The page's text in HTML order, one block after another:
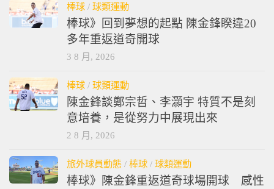
棒球 / 球類運動
棒球》回到夢想的起點 陳金鋒睽違20
多年重返道奇開球
3 8 月, 2026
棒球 / 球類運動
陳金鋒談鄭宗哲、李灝宇 特質不是刻
意培養，是從努力中展現出來
2 8 月, 2026
旅外球員動態 / 棒球 / 球類運動
棒球》陳金鋒重返道奇球場開球 感性